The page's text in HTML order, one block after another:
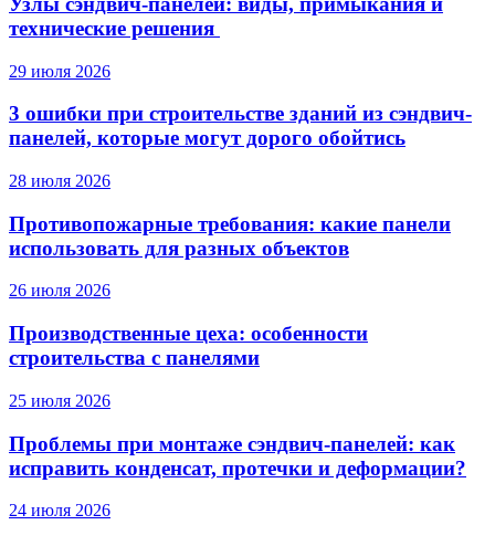
технические решения
29 июля 2026
3 ошибки при строительстве зданий из сэндвич-
панелей, которые могут дорого обойтись
28 июля 2026
Противопожарные требования: какие панели
использовать для разных объектов
26 июля 2026
Производственные цеха: особенности
строительства с панелями
25 июля 2026
Проблемы при монтаже сэндвич-панелей: как
исправить конденсат, протечки и деформации?
24 июля 2026